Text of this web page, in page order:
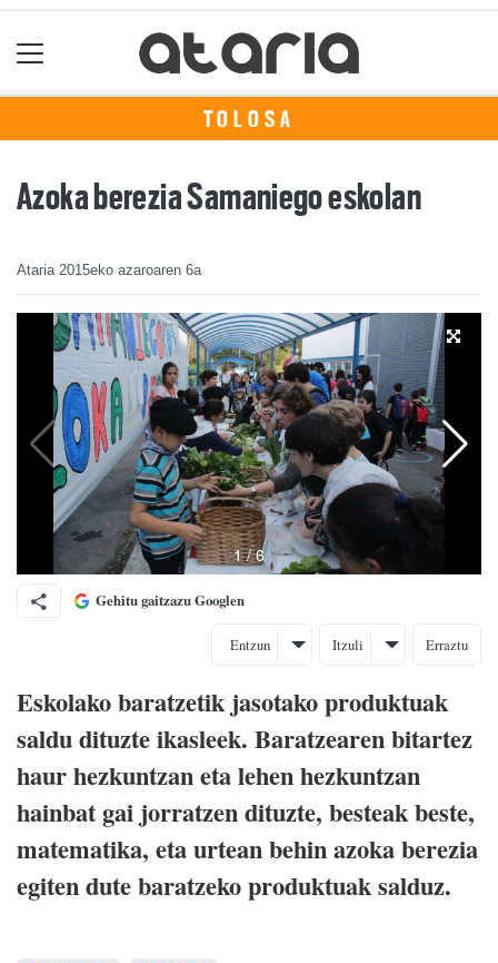
TOLOSA
Azoka berezia Samaniego eskolan
Ataria 2015eko azaroaren 6a
Gehitu gaitzazu Googlen
Entzun Itzuli Erraztu
Eskolako baratzetik jasotako produktuak
saldu dituzte ikasleek. Baratzearen bitartez
haur hezkuntzan eta lehen hezkuntzan
hainbat gai jorratzen dituzte, besteak beste,
matematika, eta urtean behin azoka berezia
egiten dute baratzeko produktuak salduz.